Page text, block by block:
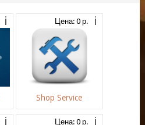
Цена: 0 р.
Shop Service
Цена: 0 р.